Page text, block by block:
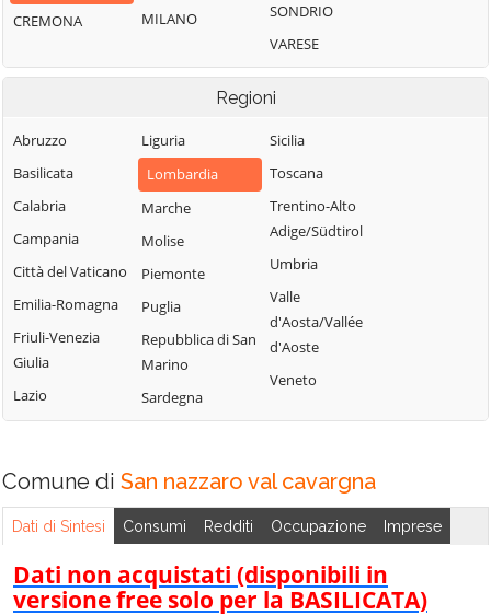
Beregazzo con
Binago
Blessagno
Blevio
Bregnano
Brenna
Brienno
Brunate
Bulgarograsso
Cabiate
Cadorago
Canzo
Capiago
Intimiano
Figino Serenza
Grandate
Grandola ed Uniti
Gravedona ed
Uniti
Griante
Guanzate
Inverigo
Laglio
Laino
Lasnigo
Lezzeno
Limido Comasco
Lipomo
Livo
Ponte Lambro
Porlezza
Proserpio
Rezzago
Rodero
Rovellasca
Rovello Porro
San Nazzaro
San Siro
Schignano
Solbiate con
Cagno
CREMONA
MILANO
SONDRIO
VARESE
Regioni
Abruzzo
Basilicata
Calabria
Campania
Città del Vaticano
Emilia-Romagna
Friuli-Venezia
Giulia
Lazio
Liguria
Lombardia
Marche
Molise
Piemonte
Puglia
Repubblica di San
Marino
Sardegna
Sicilia
Toscana
Trentino-Alto
Adige/Südtirol
Umbria
Valle
d'Aosta/Vallée
d'Aoste
Veneto
Comune di San nazzaro val cavargna
Dati di Sintesi Consumi Redditi Occupazione Imprese
Dati non acquistati (disponibili in
versione free solo per la BASILICATA)